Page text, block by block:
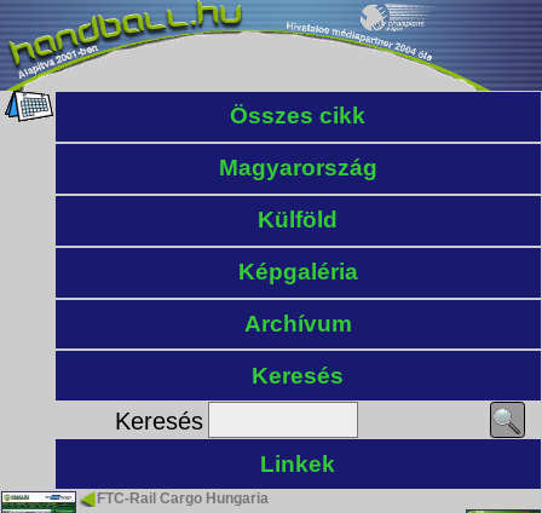
Összes cikk
Magyarország
Külföld
Képgaléria
Archívum
Keresés
Keresés
Linkek
FTC-Rail Cargo Hungaria